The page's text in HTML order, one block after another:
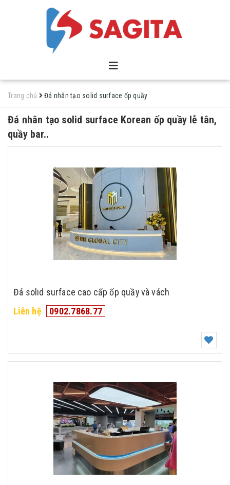
Trang chủ Đá nhân tạo solid surface ốp quầy
Đá nhân tạo solid surface Korean ốp quầy lễ tân,
quầy bar..
Đá solid surface cao cấp ốp quầy và vách
Liên hệ
0902.7868.77